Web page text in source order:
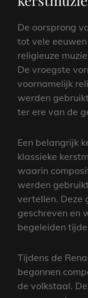
De oorsprong
tot vele
religieuze
De vroegste
voornamelijk
werden
ter ere van de
Een belangrijk
klassieke
waarin
werden
vertellen. Deze
geschreven en
begeleiden
Tijdens de
begonnen
de volkstaal.